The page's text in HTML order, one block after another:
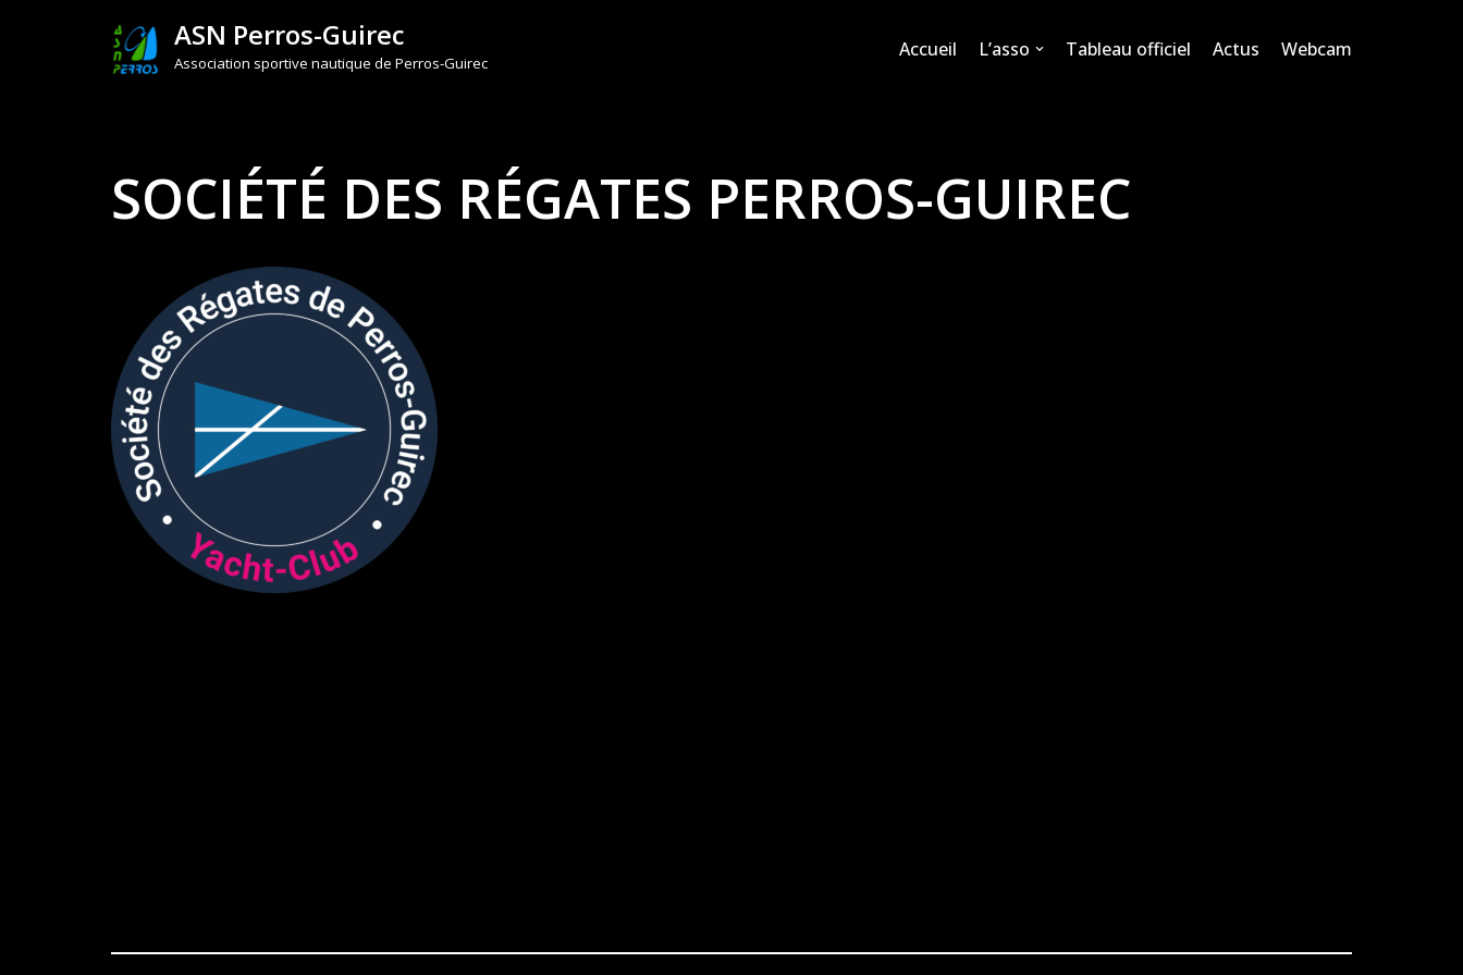
ASN Perros-Guirec
Association sportive nautique de Perros-Guirec
Accueil L’asso Tableau officiel Actus Webcam
SOCIÉTÉ DES RÉGATES PERROS-GUIREC